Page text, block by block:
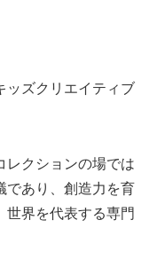
ッズクリエイティブ
レクションの場では
であり、創造力を育
世界を代表する専門